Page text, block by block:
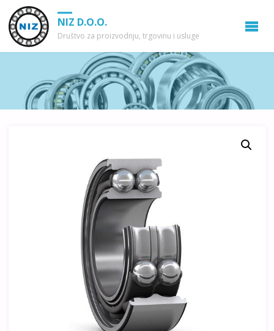
NIZ D.O.O.
Društvo za proizvodnju, trgovinu i usluge